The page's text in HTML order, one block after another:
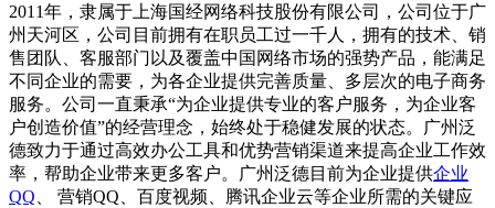
2011年，隶属于上海国经网络科技股份有限公司，公司位于广
州天河区，公司目前拥有在职员工过一千人，拥有的技术、销
售团队、客服部门以及覆盖中国网络市场的强势产品，能满足
不同企业的需要，为各企业提供完善质量、多层次的电子商务
服务。公司一直秉承“为企业提供专业的客户服务，为企业客
户创造价值”的经营理念，始终处于稳健发展的状态。广州泛
德致力于通过高效办公工具和优势营销渠道来提高企业工作效
率，帮助企业带来更多客户。广州泛德目前为企业提供企业
QQ 、 营销QQ、百度视频、腾讯企业云等企业所需的关键应